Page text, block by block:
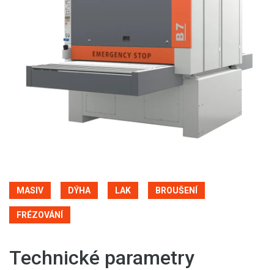
MASIV DÝHA LAK BROUŠENÍ
FRÉZOVÁNÍ
Technické parametry